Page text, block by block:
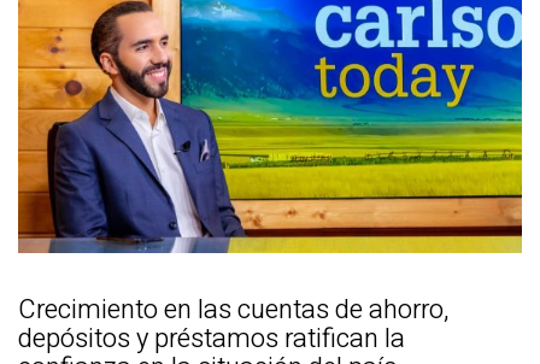
Crecimiento en las cuentas de ahorro,
depósitos y préstamos ratifican la